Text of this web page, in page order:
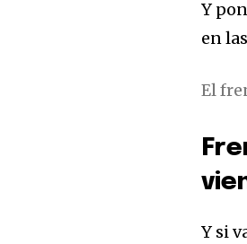
Y
en
El
Y si